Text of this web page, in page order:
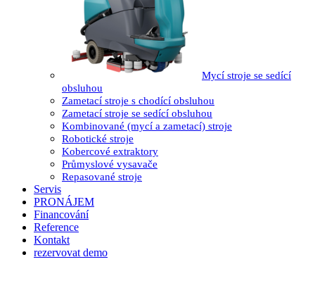
Mycí stroje se sedící
obsluhou
Zametací stroje s chodící obsluhou
Zametací stroje se sedící obsluhou
Kombinované (mycí a zametací) stroje
Robotické stroje
Kobercové extraktory
Průmyslové vysavače
Repasované stroje
Servis
PRONÁJEM
Financování
Reference
Kontakt
rezervovat demo